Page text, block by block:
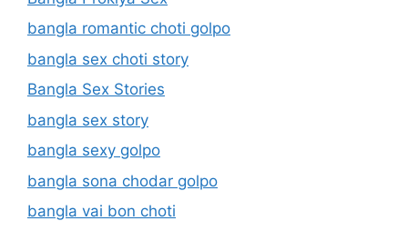
bangla romantic choti golpo
bangla sex choti story
Bangla Sex Stories
bangla sex story
bangla sexy golpo
bangla sona chodar golpo
bangla vai bon choti